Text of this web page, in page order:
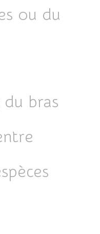
ou du
bras